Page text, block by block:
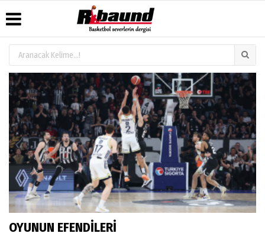
Üye Paneli
Haber
Arşivi
Gazete
Arşivi
Hava
Durumu
Gazete
Manşetleri
Anketler
Biyografiler
Köşe
Yazarları
Video
Galeri
Foto
Galeri
Künye
İletişim
Çerez
Politikası
Gizlilik
İlkeleri
OYUNUN EFENDİLERİ